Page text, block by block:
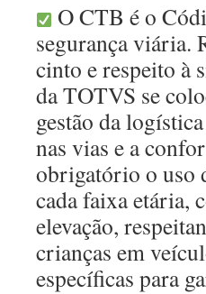
O CTB é o
segurança viária.
cinto e respeito à
da TOTVS se
gestão da
nas vias e a
obrigatório o uso
cada faixa etária,
elevação,
crianças em
específicas para